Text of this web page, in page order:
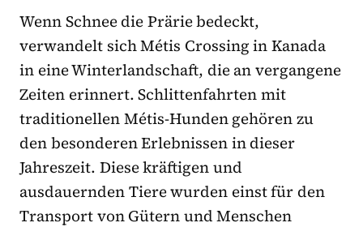
Wenn Schnee die Prärie bedeckt,
verwandelt sich Métis Crossing in Kanada
in eine Winterlandschaft, die an vergangene
Zeiten erinnert. Schlittenfahrten mit
traditionellen Métis-Hunden gehören zu
den besonderen Erlebnissen in dieser
Jahreszeit. Diese kräftigen und
ausdauernden Tiere wurden einst für den
Transport von Gütern und Menschen